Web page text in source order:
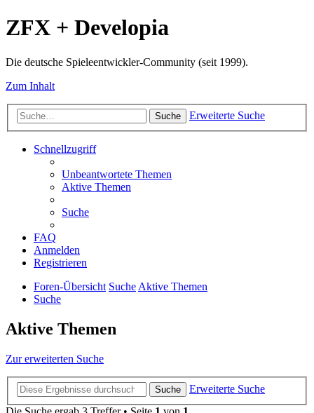
ZFX + Developia
Die deutsche Spieleentwickler-Community (seit 1999).
Zum Inhalt
Suche Erweiterte Suche
Schnellzugriff
Unbeantwortete Themen
Aktive Themen
Suche
FAQ
Anmelden
Registrieren
Foren-Übersicht SucheAktive Themen
Suche
Aktive Themen
Zur erweiterten Suche
Suche
Erweiterte Suche